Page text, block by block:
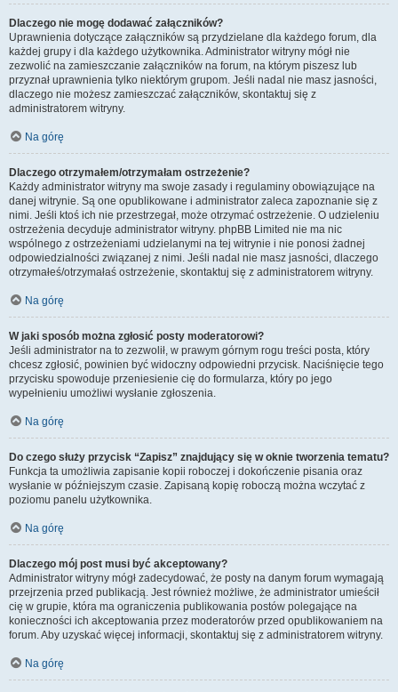
Dlaczego nie mogę dodawać załączników?
Uprawnienia dotyczące załączników są przydzielane dla każdego forum, dla
każdej grupy i dla każdego użytkownika. Administrator witryny mógł nie
zezwolić na zamieszczanie załączników na forum, na którym piszesz lub
przyznał uprawnienia tylko niektórym grupom. Jeśli nadal nie masz jasności,
dlaczego nie możesz zamieszczać załączników, skontaktuj się z
administratorem witryny.
Na górę
Dlaczego otrzymałem/otrzymałam ostrzeżenie?
Każdy administrator witryny ma swoje zasady i regulaminy obowiązujące na
danej witrynie. Są one opublikowane i administrator zaleca zapoznanie się z
nimi. Jeśli ktoś ich nie przestrzegał, może otrzymać ostrzeżenie. O udzieleniu
ostrzeżenia decyduje administrator witryny. phpBB Limited nie ma nic
wspólnego z ostrzeżeniami udzielanymi na tej witrynie i nie ponosi żadnej
odpowiedzialności związanej z nimi. Jeśli nadal nie masz jasności, dlaczego
otrzymałeś/otrzymałaś ostrzeżenie, skontaktuj się z administratorem witryny.
Na górę
W jaki sposób można zgłosić posty moderatorowi?
Jeśli administrator na to zezwolił, w prawym górnym rogu treści posta, który
chcesz zgłosić, powinien być widoczny odpowiedni przycisk. Naciśnięcie tego
przycisku spowoduje przeniesienie cię do formularza, który po jego
wypełnieniu umożliwi wysłanie zgłoszenia.
Na górę
Do czego służy przycisk “Zapisz” znajdujący się w oknie tworzenia tematu?
Funkcja ta umożliwia zapisanie kopii roboczej i dokończenie pisania oraz
wysłanie w późniejszym czasie. Zapisaną kopię roboczą można wczytać z
poziomu panelu użytkownika.
Na górę
Dlaczego mój post musi być akceptowany?
Administrator witryny mógł zadecydować, że posty na danym forum wymagają
przejrzenia przed publikacją. Jest również możliwe, że administrator umieścił
cię w grupie, która ma ograniczenia publikowania postów polegające na
konieczności ich akceptowania przez moderatorów przed opublikowaniem na
forum. Aby uzyskać więcej informacji, skontaktuj się z administratorem witryny.
Na górę